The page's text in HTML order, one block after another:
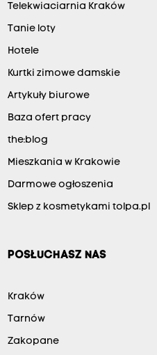
Telekwiaciarnia Kraków
Tanie loty
Hotele
Kurtki zimowe damskie
Artykuły biurowe
Baza ofert pracy
the:blog
Mieszkania w Krakowie
Darmowe ogłoszenia
Sklep z kosmetykami tolpa.pl
POSŁUCHASZ NAS
Kraków
Tarnów
Zakopane